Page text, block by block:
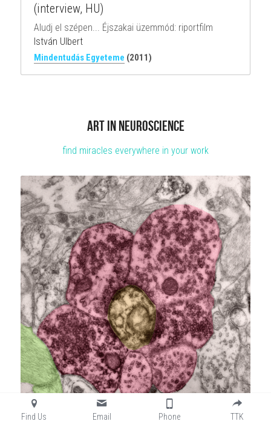
(interview, HU)
Aludj el szépen... Éjszakai üzemmód: riportfilm
István Ulbert
Mindentudás Egyeteme (2011)
ART in Neuroscience
find miracles everywhere in your work
Find Us Email Phone TTK